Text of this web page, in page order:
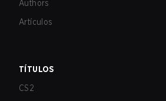
Authors
Artículos
TÍTULOS
CS2